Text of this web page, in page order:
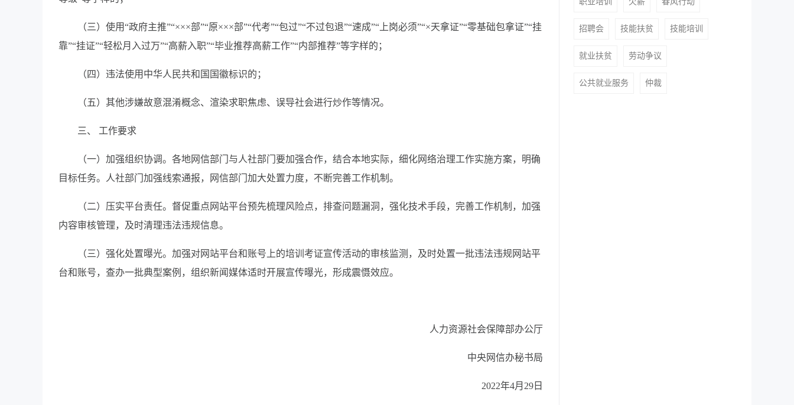
（三）使用“政府主推”“×××部”“原×××部”“代考”“包过”“不过包退”“速成”“上岗必须”“×天拿证”“零基础包拿证”“挂
靠”“挂证”“轻松月入过万”“高薪入职”“毕业推荐高薪工作”“内部推荐”等字样的；
（四）违法使用中华人民共和国国徽标识的；
（五）其他涉嫌故意混淆概念、渲染求职焦虑、误导社会进行炒作等情况。
三、 工作要求
（一）加强组织协调。各地网信部门与人社部门要加强合作，结合本地实际，细化网络治理工作实施方案，明确
目标任务。人社部门加强线索通报，网信部门加大处置力度，不断完善工作机制。
（二）压实平台责任。督促重点网站平台预先梳理风险点，排查问题漏洞，强化技术手段，完善工作机制，加强
内容审核管理，及时清理违法违规信息。
（三）强化处置曝光。加强对网站平台和账号上的培训考证宣传活动的审核监测，及时处置一批违法违规网站平
台和账号，查办一批典型案例，组织新闻媒体适时开展宣传曝光，形成震慑效应。
人力资源社会保障部办公厅
中央网信办秘书局
2022年4月29日
招聘会 技能扶贫 技能培训
就业扶贫 劳动争议
公共就业服务 仲裁